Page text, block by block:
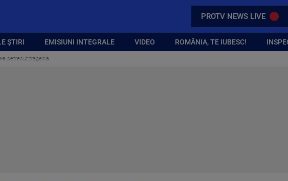
PROTV NEWS LIVE
ȘTIRI EMISIUNI INTEGRALE VIDEO ROMÂNIA, TE IUBESC!
a petrecut tragedia